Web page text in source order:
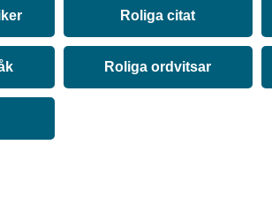
Roliga citat
Roliga ordvitsar